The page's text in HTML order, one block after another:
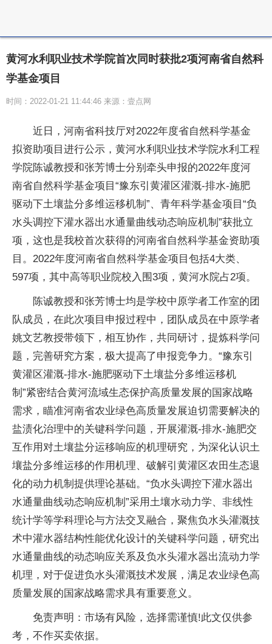
黄河水利职业技术学院首次同时获批2项河南省自然科
学基金项目
时间：2022-01-21 11:44:46 来源：壹点网
近日，河南省科技厅对2022年度省自然科学基金
拟资助项目进行公示，黄河水利职业技术学院水利工程
学院陈诚教授和张芳博士分别牵头申报的2022年度河
南省自然科学基金项目“豫东引黄灌区灌溉-排水-施肥
驱动下土壤盐分多维运移机制”、青年科学基金项目“负
水头调控下灌水器出水通量曲线动态响应机制”获批立
项，这也是我校首次获得的河南省自然科学基金资助项
目。2022年度河南省自然科学基金项目包括4大类、
597项，其中高等职业院校入围3项，黄河水院占2项。
陈诚教授和张芳博士均是学校中原学者工作室的团
队成员，在此次项目申报过程中，团队成员在中原学者
姚文艺教授带领下，相互协作，共同研讨，提炼科学问
题，完善研究方案，极大提高了申报竞争力。“豫东引
黄灌区灌溉-排水-施肥驱动下土壤盐分多维运移机
制”紧密结合黄河流域生态保护高质量发展的国家战略
需求，瞄准河南省农业绿色高质量发展迫切需要解决的
盐渍化治理中的关键科学问题，开展灌溉-排水-施肥交
互作用对土壤盐分运移响应的机理研究，为深化认识土
壤盐分多维运移的作用机理、破解引黄灌区农田生态退
化的动力机制提供理论基础。“负水头调控下灌水器出
水通量曲线动态响应机制”采用土壤水动力学、非线性
统计学等学科理论与方法交叉融合，聚焦负水头灌溉技
术中灌水器结构性能优化设计的关键科学问题，研究出
水通量曲线的动态响应关系及负水头灌水器出流动力学
机理，对于促进负水头灌溉技术发展，满足农业绿色高
质量发展的国家战略需求具有重要意义。
免责声明：市场有风险，选择需谨慎!此文仅供参
考，不作买卖依据。